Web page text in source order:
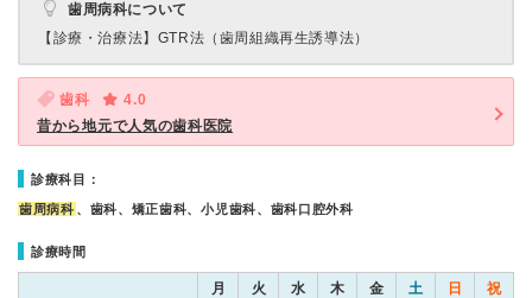
歯周病科について
【診療・治療法】 GTR法（歯周組織再生誘導法）
歯科
4.0
昔から地元で人気の歯科医院
診療科目：
歯周病科 、歯科、矯正歯科、小児歯科、歯科口腔外科
診療時間
月 火 水 木 金 土 日 祝